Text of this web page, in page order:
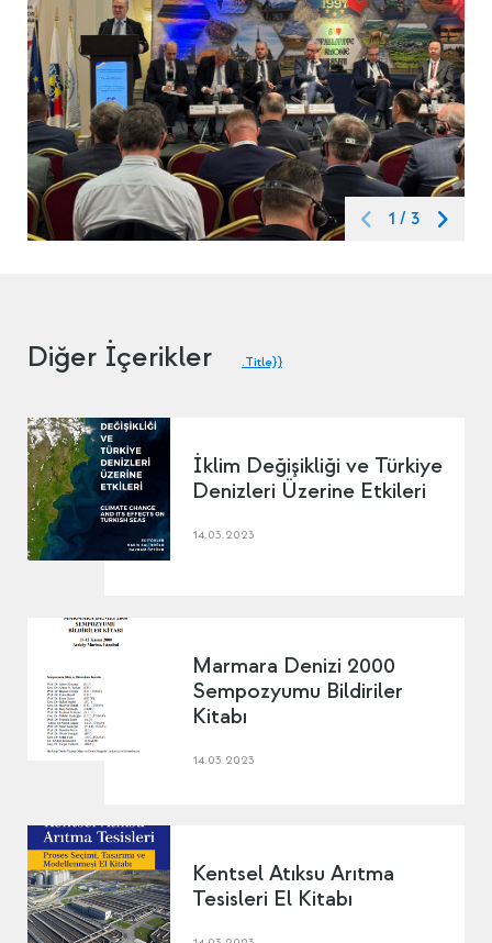
1 / 3
Diğer İçerikler .Title}}
İklim Değişikliği ve Türkiye
Denizleri Üzerine Etkileri
14.03.2023
Marmara Denizi 2000
Sempozyumu Bildiriler
Kitabı
14.03.2023
Kentsel Atıksu Arıtma
Tesisleri El Kitabı